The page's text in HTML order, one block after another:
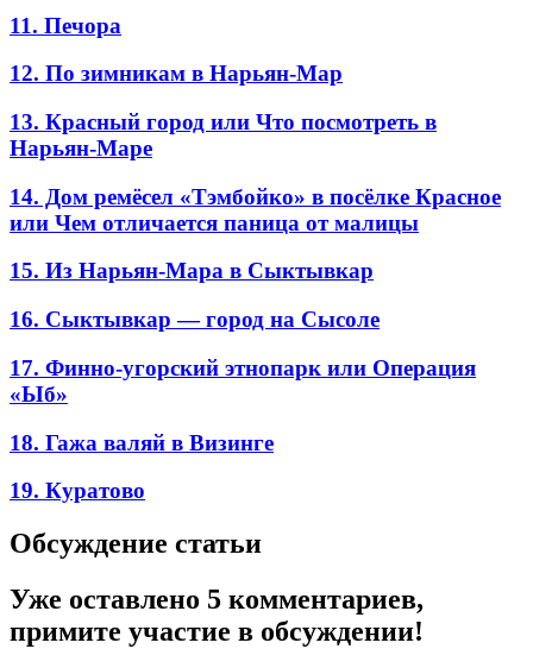
11. Печора
12. По зимникам в Нарьян-Мар
13. Красный город или Что посмотреть в
Нарьян-Маре
14. Дом ремёсел «Тэмбойко» в посёлке Красное
или Чем отличается паница от малицы
15. Из Нарьян-Мара в Сыктывкар
16. Сыктывкар — город на Сысоле
17. Финно-угорский этнопарк или Операция
«Ыб»
18. Гажа валяй в Визинге
19. Куратово
Обсуждение статьи
Уже оставлено 5 комментариев,
примите участие в обсуждении!